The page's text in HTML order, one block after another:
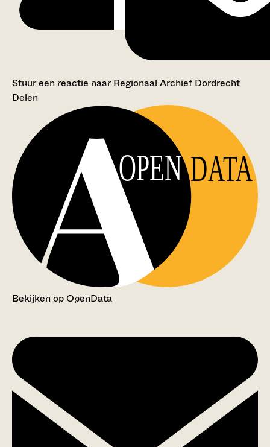
Stuur een reactie naar Regionaal Archief Dordrecht
Delen
OPEN DATA
Bekijken op OpenData